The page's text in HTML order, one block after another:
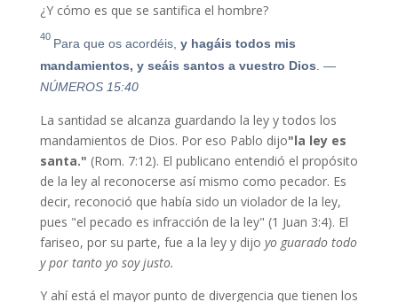
¿Y cómo es que se santifica el hombre?
40 Para que os acordéis, y hagáis todos mis
mandamientos, y seáis santos a vuestro Dios —
NÚMEROS 15:40
La santidad se alcanza guardando la ley y todos los
mandamientos de Dios. Por eso Pablo dijo"la ley es
santa." (Rom. 7:12). El publicano entendió el propósito
de la ley al reconocerse así mismo como pecador. Es
decir, reconoció que había sido un violador de la ley,
pues "el pecado es infracción de la ley" (1 Juan 3:4). El
fariseo, por su parte, fue a la ley y dijo yo guarado todo
y por tanto yo soy justo.
Y ahí está el mayor punto de divergencia que tienen los